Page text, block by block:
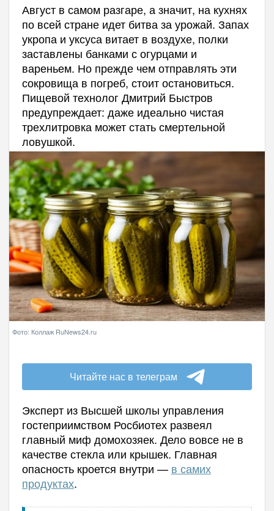
Август в самом разгаре, а значит, на кухнях
по всей стране идет битва за урожай. Запах
укропа и уксуса витает в воздухе, полки
заставлены банками с огурцами и
вареньем. Но прежде чем отправлять эти
сокровища в погреб, стоит остановиться.
Пищевой технолог Дмитрий Быстров
предупреждает: даже идеально чистая
трехлитровка может стать смертельной
ловушкой.
Фото: Коллаж RuNews24.ru
Читайте нас в телеграм
Эксперт из Высшей школы управления
гостеприимством Росбиотех развеял
главный миф домохозяек. Дело вовсе не в
качестве стекла или крышек. Главная
опасность кроется внутри — в самих
продуктах.